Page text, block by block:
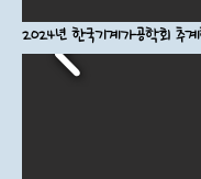
2024년 한국기계가공학회 추